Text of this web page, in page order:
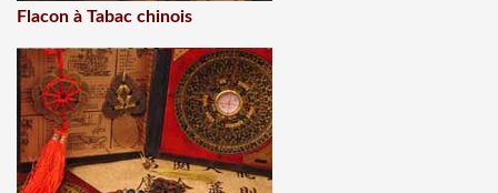
Flacon à Tabac chinois